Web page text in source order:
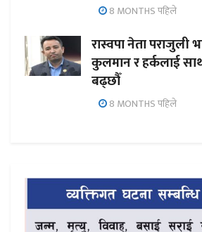
8 MONTHS पहिले
रास्वपा नेता पराजुली
कुलमान र हर्कलाई
बढ्छौँ
8 MONTHS पहिले